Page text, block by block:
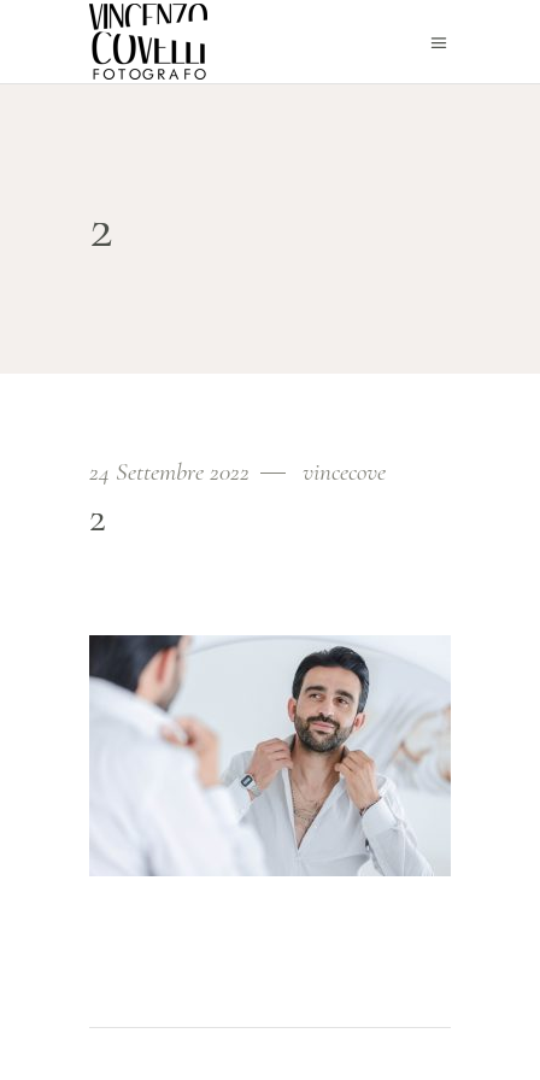
2
24 Settembre 2022 vincecove
2